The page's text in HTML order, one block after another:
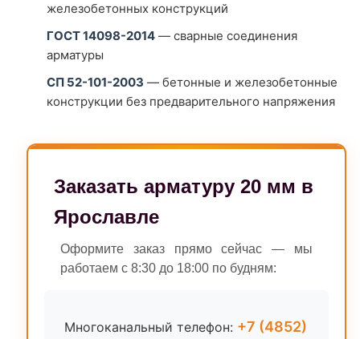
железобетонных конструкций
ГОСТ 14098-2014 — сварные соединения
арматуры
СП 52-101-2003 — бетонные и железобетонные
конструкции без предварительного напряжения
Заказать арматуру 20 мм в
Ярославле
Оформите заказ прямо сейчас — мы
работаем с 8:30 до 18:00 по будням:
Многоканальный телефон: +7 (4852)